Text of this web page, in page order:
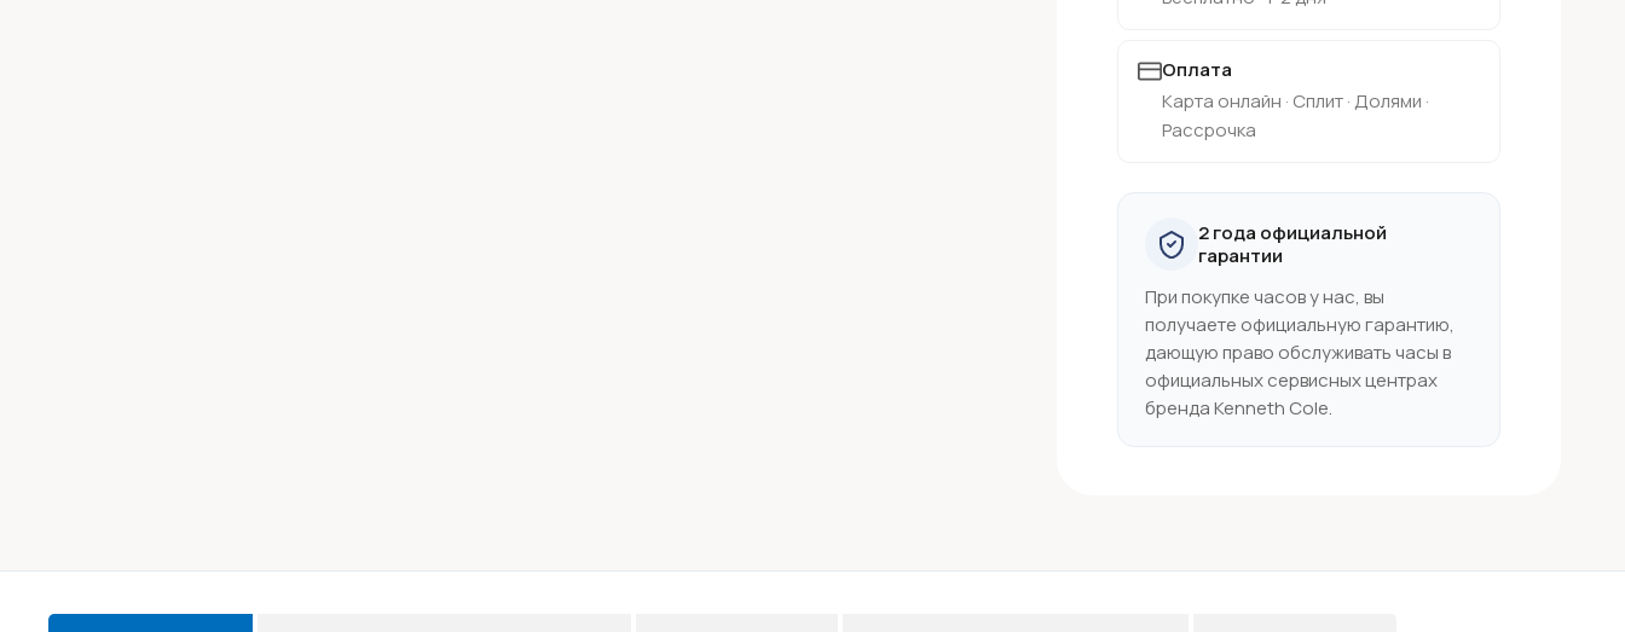
Оплата
Карта онлайн · Сплит · Долями ·
Рассрочка
2 года официальной
гарантии
При покупке часов у нас, вы
получаете официальную гарантию,
дающую право обслуживать часы в
официальных сервисных центрах
бренда Kenneth Cole.